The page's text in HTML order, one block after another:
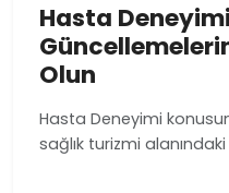
Hasta Deneyimi
Olun
Hasta Deneyimi
sağlık turizmi